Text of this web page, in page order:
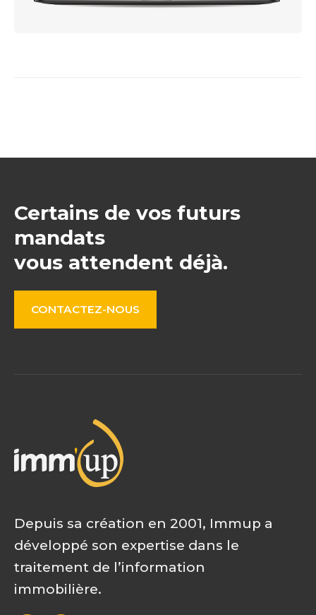
Certains de vos futurs
mandats
vous attendent déjà.
CONTACTEZ-NOUS
Depuis sa création en 2001, Immup a
développé son expertise dans le
traitement de l’information
immobilière.